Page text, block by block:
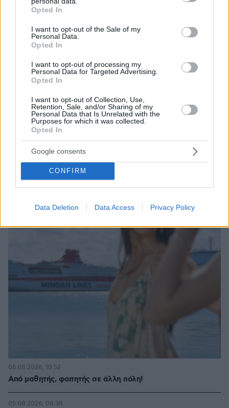
grant or deny consent to Google and its third-party tags to
use your data for below specified purposes in below Google
consent section.
Opted In
I want to opt-out of the Sale of my
Personal Data.
Opted In
I want to opt-out of processing my
Personal Data for Targeted Advertising.
Opted In
I want to opt-out of Collection, Use,
Retention, Sale, and/or Sharing of my
Personal Data that Is Unrelated with the
Purposes for which it was collected.
Opted In
Google consents
CONFIRM
Data Deletion Data Access Privacy Policy
«Ήταν ευθεία βολή, ήταν προμελετημένη η επίθεση» - Ο
31χρονο αστυνομικό
14.12.2023, 08:48
Thema Insights
Από μαθητής, φοιτητής σε άλλη πόλη!
06.08.2026, 10:52
05.08.2026, 08:38